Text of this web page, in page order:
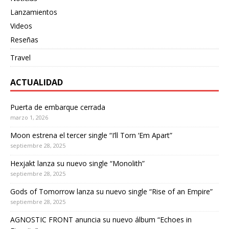
Lanzamientos
Videos
Reseñas
Travel
ACTUALIDAD
Puerta de embarque cerrada
marzo 1, 2026
Moon estrena el tercer single “I’ll Torn ‘Em Apart”
septiembre 28, 2025
Hexjakt lanza su nuevo single “Monolith”
septiembre 28, 2025
Gods of Tomorrow lanza su nuevo single “Rise of an Empire”
septiembre 28, 2025
AGNOSTIC FRONT anuncia su nuevo álbum “Echoes in